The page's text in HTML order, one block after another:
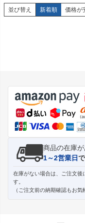
並び替え 新着順 価格が
商品の在庫
1～2営業日
在庫がない場合は、ご注文後
す。
（ご注文前の納期確認もお